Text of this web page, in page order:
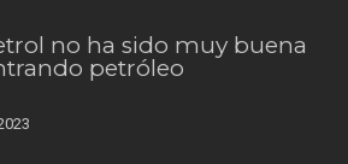
no ha sido muy buena
petróleo